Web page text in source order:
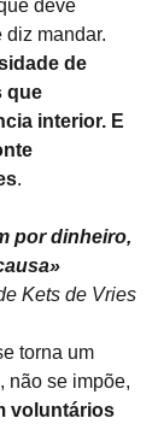
deve
mandar.
de
que
interior. E
.
por dinheiro,
Kets de Vries
torna um
não se impõe,
voluntários